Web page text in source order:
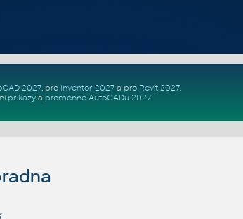
2027, pro Inventor 2027a pro Revit 2027.
příkazya proměnné AutoCADu 2027.